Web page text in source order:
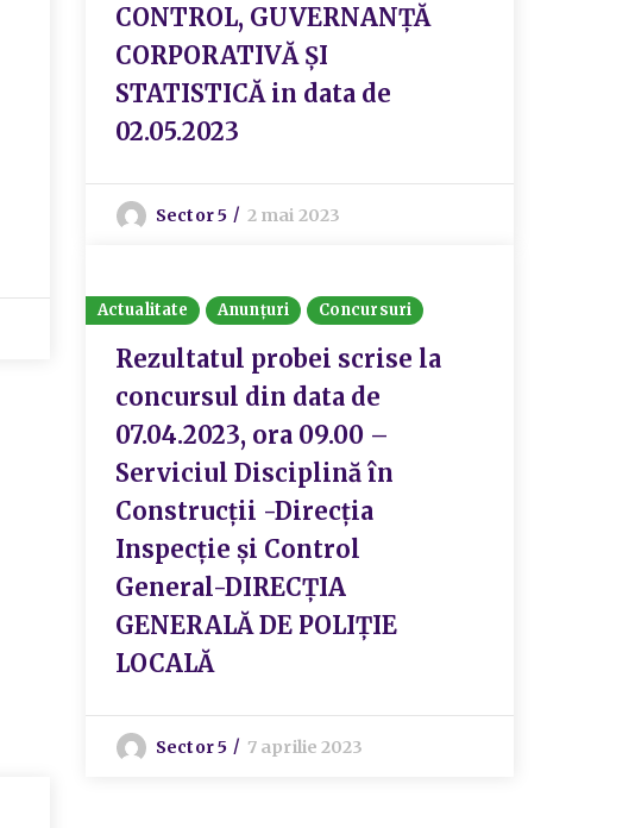
CONTROL, GUVERNANȚĂ
CORPORATIVĂ ȘI
STATISTICĂ in data de
02.05.2023
Sector 5 2 mai 2023
Actualitate Anunțuri Concursuri
Rezultatul probei scrise la
concursul din data de
07.04.2023, ora 09.00 –
Serviciul Disciplină în
Construcții -Direcția
Inspecție și Control
General-DIRECȚIA
GENERALĂ DE POLIȚIE
LOCALĂ
Sector 5 7 aprilie 2023